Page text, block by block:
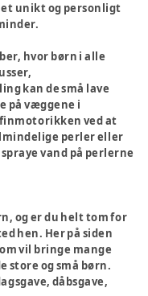
unikt og personligt
hvor børn i alle
kan de små lave
på væggene i
ved at
perler eller
vand på perlerne
og er du helt tom for
hen. Her på siden
vil bringe mange
store og små børn.
dåbsgave,